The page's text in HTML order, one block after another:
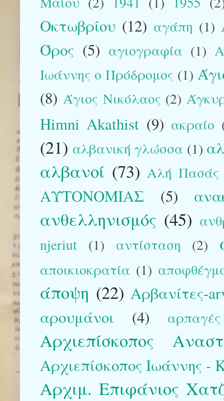
Οκτωβρίου (12) αγάπη (1)
Όρος (5) αγιογραφία (1)
Ιωάννης ο Πρόδρομος (1)
(8) Άγιος Νικόλαος (2)
Himni Akathist (9) ακραίο
(21) αλβανική γλώσσα (1)
αλβανοί (73) Αλή Πασάς
ΑΥΤΟΝΟΜΙΑΣ (5)
ανθελληνισμός (45)
njeriut
(1) αντίσταση (2)
αποικιοκρατία (1)
άποψη (22) Αρβανίτες-
αρουμάνοι
(4) αρπαγές
Αρχιεπίσκοπος
Αρχιεπίσκοπος Ιωάννης -
Αρχιμ. Επιφάνιος